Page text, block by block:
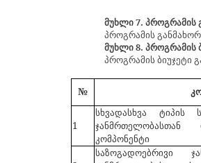
მუხლი 7.
პროგრამის
მუხლი 8. პროგრამის
პროგრამის ბიუჯეტი
№
1
სხვადასხვა ტიპის
ჯანმრთელობასთან
კომპონენტი
საზოგადოებრივი